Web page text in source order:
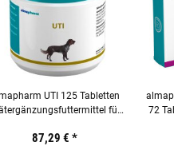
UTI 125 Tabletten
für
87,29 € *
72